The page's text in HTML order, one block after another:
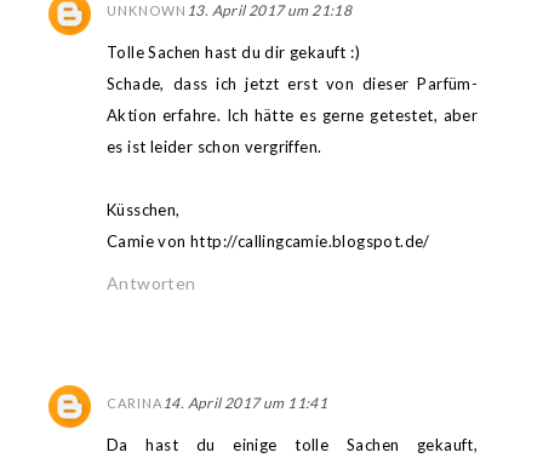
UNKNOWN 13. April 2017 um 21:18
Tolle Sachen hast du dir gekauft :)
Schade, dass ich jetzt erst von dieser Parfüm-
Aktion erfahre. Ich hätte es gerne getestet, aber
es ist leider schon vergriffen.
Küsschen,
Camie von http://callingcamie.blogspot.de/
Antworten
CARINA14. April 2017 um 11:41
Da hast du einige tolle Sachen gekauft,